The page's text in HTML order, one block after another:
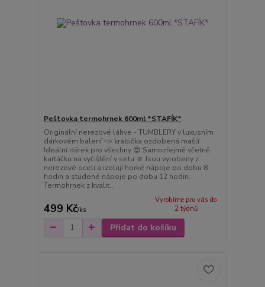
Peštovka termohrnek 600ml *STAFÍK*
Originální nerezové láhve - TUMBLERY v luxusním
dárkovém balení => krabička ozdobená mašlí.
Ideální dárek pro všechny 😍 Samozřejmě včetně
kartáčku na vyčištění v setu ☺️ Jsou vyrobeny z
nerezové oceli a izolují horké nápoje po dobu 8
hodin a studené nápoje po dobu 12 hodin.
Termohrnek z kvalit...
499 Kč/ks
Vyrobíme pro vás do
2 týdnů
Přidat do košíku